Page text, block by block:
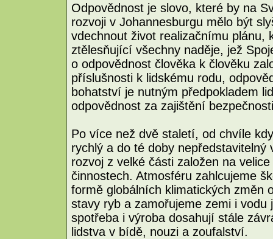
Odpovědnost je slovo, které by na
rozvoji v Johannesburgu mělo být
vdechnout život realizačnímu
ztělesňující všechny naděje, jež
o odpovědnost člověka k člověku
příslušnosti k lidskému rodu,
bohatství je nutným předpokladem
odpovědnost za zajištění
Po více než dvě staletí, od chvíle
rychlý a do té doby
rozvoj z velké části založen na
činnostech. Atmosféru zahlcujeme
formě globálních klimatických změn
stavy ryb a zamořujeme zemi i vodu
spotřeba i výroba dosahují stále
lidstva v bídě, nouzi a zoufalství.